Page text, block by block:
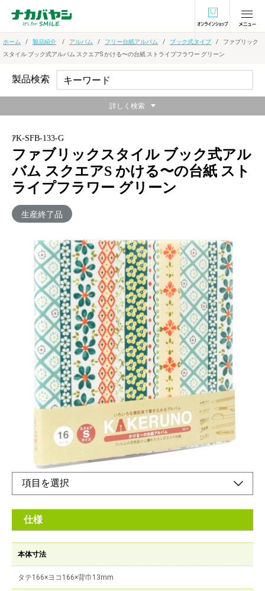
オンラインショ
ホーム 製品紹介 アルバム フリー台紙アルバム ブック式タイプ
ファブリック
スタイル ブック式アルバム スクエアS かける〜の台紙 ストライプフラワー グリーン
ｱK-SFB-133-G
ファブリックスタイル ブック式アル
バム スクエアS かける〜の台紙 スト
ライプフラワー グリーン
生産終了品
インテリア雑貨の布地を使用した可愛いアルバム
メーカー希望小売価格：
¥1,490+ 税
生産終了品
かける〜の台紙とは、ライト台紙よりも筆記具で書きやすく、ペ
ンやマーカーに加え、色鉛筆などもお使いいただける台紙です。
仕様
本体寸法
タテ166×ヨコ166×背巾13mm
製品検索
詳しく検索